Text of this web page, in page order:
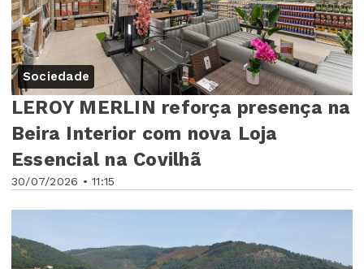
Sociedade
30/07/2026 • 11:15
LEROY MERLIN reforça presença na
Beira Interior com nova Loja
Essencial na Covilhã